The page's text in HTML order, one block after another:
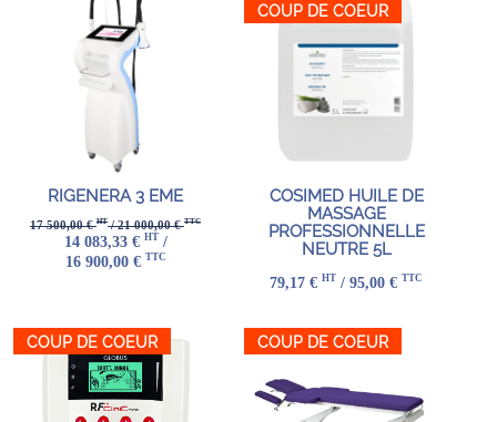
RIGENERA 3 EME
17 500,00 €HT/ 21 000,00 €TTC
14 083,33 € HT /
16 900,00 € TTC
COUP DE COEUR
COSIMED HUILE DE
MASSAGE
PROFESSIONNELLE
NEUTRE 5L
79,17 € HT / 95,00 € TTC
COUP DE COEUR COUP DE COEUR